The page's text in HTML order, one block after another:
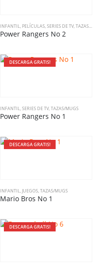
INFANTIL, PELÍCULAS,SERIES DE TV,TAZAS/MUGS
Power Rangers No 2
DESCARGA GRATIS!
INFANTIL,SERIES DE TV,TAZAS/MUGS
Power Rangers No 1
DESCARGA GRATIS!
INFANTIL JUEGOS TAZAS/MUGS
Mario Bros No 1
DESCARGA GRATIS!